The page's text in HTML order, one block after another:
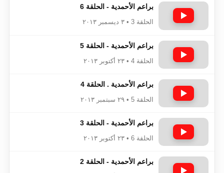
براعم الأحمدية - الحلقة 6
الحلقة 3 • ٣ ديسمبر ٢٠١٣
براعم الأحمدية - الحلقة 5
الحلقة 4 • ٢٣ أكتوبر ٢٠١٣
براعم الأحمدية . الحلقة 4
الحلقة 5 • ٢٩ سبتمبر ٢٠١٣
براعم الأحمدية - الحلقة 3
الحلقة 6 • ٢٣ أكتوبر ٢٠١٣
براعم الأحمدية - الحلقة 2